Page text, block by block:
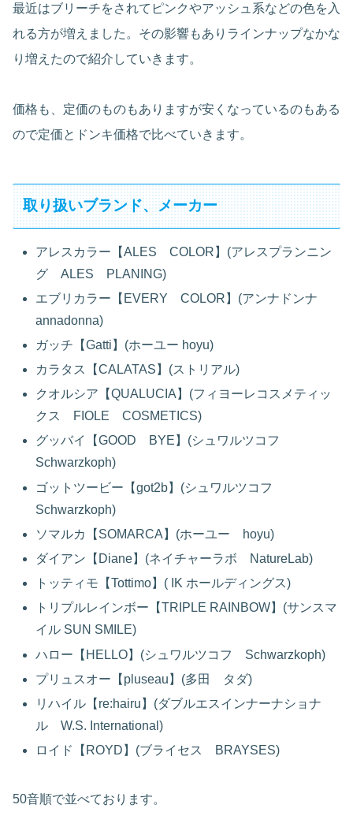
最近はブリーチをされてピンクやアッシュ系などの色を入
れる方が増えました。その影響もありラインナップなかな
り増えたので紹介していきます。
価格も、定価のものもありますが安くなっているのもある
ので定価とドンキ価格で比べていきます。
取り扱いブランド、メーカー
アレスカラー【ALES COLOR】(アレスプランニン
グ ALES PLANING)
エブリカラー【EVERY COLOR】(アンナドンナ
annadonna)
ガッチ【Gatti】(ホーユー hoyu)
カラタス【CALATAS】(ストリアル)
クオルシア【QUALUCIA】(フィヨーレコスメティッ
クス FIOLE COSMETICS)
グッバイ【GOOD BYE】(シュワルツコフ
Schwarzkoph)
ゴットツービー【got2b】(シュワルツコフ
Schwarzkoph)
ソマルカ【SOMARCA】(ホーユー hoyu)
ダイアン【Diane】(ネイチャーラボ NatureLab)
トッティモ【Tottimo】( IK ホールディングス)
トリプルレインボー【TRIPLE RAINBOW】(サンスマ
イル SUN SMILE)
ハロー【HELLO】(シュワルツコフ Schwarzkoph)
プリュスオー【pluseau】(多田 タダ)
リハイル【re:hairu】(ダブルエスインナーナショナ
ル W.S. International)
ロイド【ROYD】(ブライセス BRAYSES)
50音順で並べております。